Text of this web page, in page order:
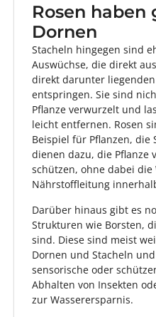
Rosen haben
Dornen
Stacheln hingegen sind
Auswüchse, die direkt
direkt darunter
entspringen. Sie sind
Pflanze verwurzelt und
leicht entfernen. Rosen
Beispiel für Pflanzen, die
dienen dazu, die Pflanze
schützen, ohne dabei die
Nährstoffleitung
Darüber hinaus gibt es
Strukturen wie Borsten,
sind. Diese sind meist
Dornen und Stacheln
sensorische oder
Abhalten von Insekten
zur Wasserersparnis.